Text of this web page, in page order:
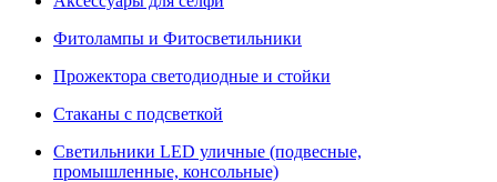
Фитолампы и Фитосветильники
Прожектора светодиодные и стойки
Стаканы с подсветкой
Светильники LED уличные (подвесные,
промышленные, консольные)